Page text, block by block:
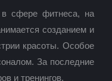
сфере фитнеса, на
созданием и
красоты. Особое
За последние
и тренингов.